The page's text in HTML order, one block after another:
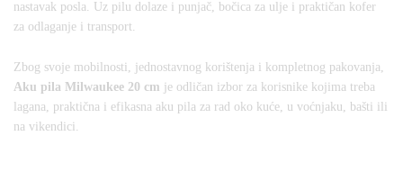
nastavak posla. Uz pilu dolaze i punjač, bočica za ulje i praktičan kofer
za odlaganje i transport.
Zbog svoje mobilnosti, jednostavnog korištenja i kompletnog pakovanja,
Aku pila Milwaukee 20 cm je odličan izbor za korisnike kojima treba
lagana, praktična i efikasna aku pila za rad oko kuće, u voćnjaku, bašti ili
na vikendici.